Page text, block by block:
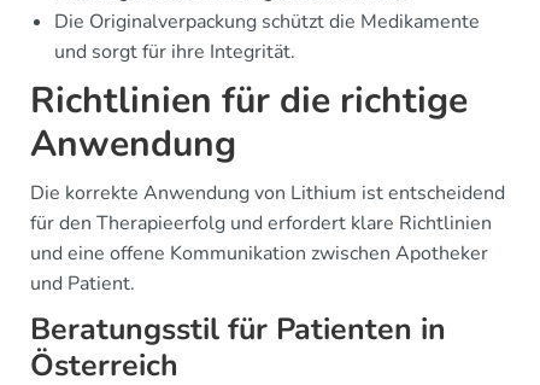
Die Originalverpackung schützt die Medikamente
und sorgt für ihre Integrität.
Richtlinien für die richtige
Anwendung
Die korrekte Anwendung von Lithium ist entscheidend
für den Therapieerfolg und erfordert klare Richtlinien
und eine offene Kommunikation zwischen Apotheker
und Patient.
Beratungsstil für Patienten in
Österreich